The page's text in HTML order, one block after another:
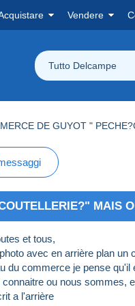
Vendere
Tutto Delcampe
DE GUYOT "
MAIS
et tous,
avec en arrière plan
du commerce je pense
connaitre ou nous sommes,
a l'arrière